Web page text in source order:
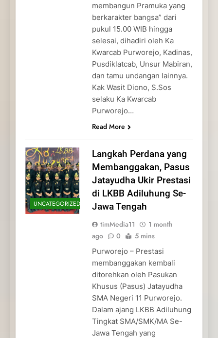
membangun Pramuka yang
berkarakter bangsa” dari
pukul 15.00 WIB hingga
selesai, dihadiri oleh Ka
Kwarcab Purworejo, Kadinas,
Pusdiklatcab, Unsur Mabiran,
dan tamu undangan lainnya.
Kak Wasit Diono, S.Sos
selaku Ka Kwarcab
Purworejo…
Read More
UNCATEGORIZED
Langkah Perdana yang
Membanggakan, Pasus
Jatayudha Ukir Prestasi
di LKBB Adiluhung Se-
Jawa Tengah
timMedia11
1 month
ago
0 5 mins
Purworejo – Prestasi
membanggakan kembali
ditorehkan oleh Pasukan
Khusus (Pasus) Jatayudha
SMA Negeri 11 Purworejo.
Dalam ajang LKBB Adiluhung
Tingkat SMA/SMK/MA Se-
Jawa Tengah yang